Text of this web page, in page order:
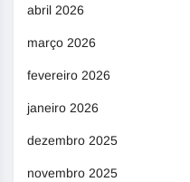
abril 2026
março 2026
fevereiro 2026
janeiro 2026
dezembro 2025
novembro 2025